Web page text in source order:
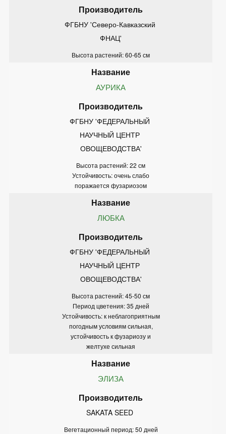
ФГБНУ 'Северо-Кавказский
ФНАЦ'
Высота растений: 60-65 см
АУРИКА
ФГБНУ 'ФЕДЕРАЛЬНЫЙ
НАУЧНЫЙ ЦЕНТР
ОВОЩЕВОДСТВА'
Высота растений: 22 см
Устойчивость: очень слабо
поражается фузариозом
ЛЮБКА
ФГБНУ 'ФЕДЕРАЛЬНЫЙ
НАУЧНЫЙ ЦЕНТР
ОВОЩЕВОДСТВА'
Высота растений: 45-50 см
Период цветения: 35 дней
Устойчивость: к неблагоприятным
погодным условиям сильная,
устойчивость к фузариозу и
желтухе сильная
ЭЛИЗА
SAKATA SEED
Вегетационный период: 50 дней